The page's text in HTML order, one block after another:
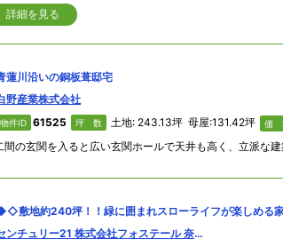
詳細を見る
蓮川沿いの銅板葺邸宅
野産業株式会社
物件ID 61525 坪 数 土地: 243.13坪 母屋:131.42坪 価
敷地約240坪！！緑に囲まれスローライフが楽しめ
センチュリー21 株式会社フォステール 奈良西大寺店